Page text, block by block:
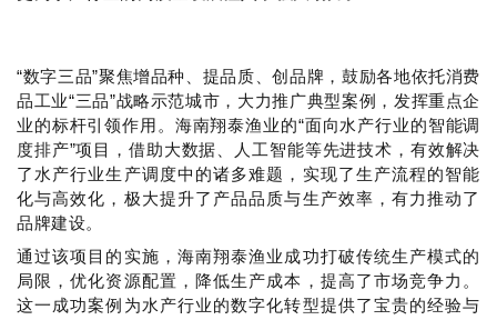
“数字三品”聚焦增品种、提品质、创品牌，鼓励各地依托消费
品工业“三品”战略示范城市，大力推广典型案例，发挥重点企
业的标杆引领作用。海南翔泰渔业的“面向水产行业的智能调
度排产”项目，借助大数据、人工智能等先进技术，有效解决
了水产行业生产调度中的诸多难题，实现了生产流程的智能
化与高效化，极大提升了产品品质与生产效率，有力推动了
品牌建设。
通过该项目的实施，海南翔泰渔业成功打破传统生产模式的
局限，优化资源配置，降低生产成本，提高了市场竞争力。
这一成功案例为水产行业的数字化转型提供了宝贵的经验与